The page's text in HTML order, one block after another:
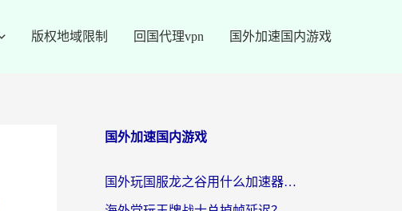
版权地域限制 回国代理vpn 国外加速国内游戏
国外加速国内游戏
国外玩国服龙之谷用什么加速器最好？一份给海外游子的终极指南